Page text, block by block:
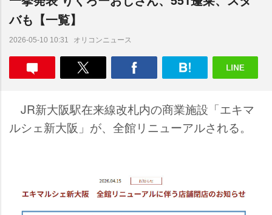
バも【一覧】
2026-05-10 10:31 オリコンニュース
JR新大阪駅在来線改札内の商業施設「エキマ
ルシェ新大阪」が、全館リニューアルされる。